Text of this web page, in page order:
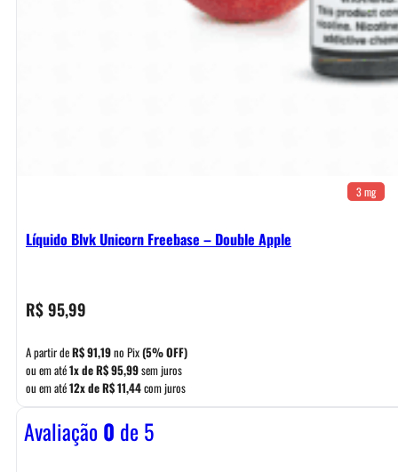
3 mg
Líquido Blvk Unicorn Freebase – Double Apple
R$95,99
A partir deR$91,19no Pix(5% OFF)
ou em até1x deR$95,99sem juros
ou em até12x deR$11,44com juros
Avaliação0 de 5